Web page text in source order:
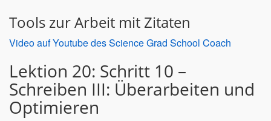
Tools zur Arbeit mit Zitaten
Video auf Youtube des Science Grad School Coach
Lektion 20: Schritt 10 –
Schreiben III: Überarbeiten und
Optimieren